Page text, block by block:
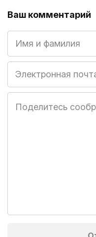
Ваш комментарий